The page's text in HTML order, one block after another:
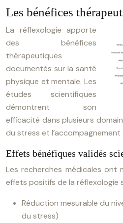
Les bénéfices
La réflexologie apporte
des bénéfices
thérapeutiques
documentés sur la santé
physique et mentale. Les
études scientifiques
démontrent son
efficacité dans plusieurs
du stress et
Effets bénéfiques validés
Les recherches médicales ont
effets positifs de la réflexologie
Réduction mesurable du
du stress)